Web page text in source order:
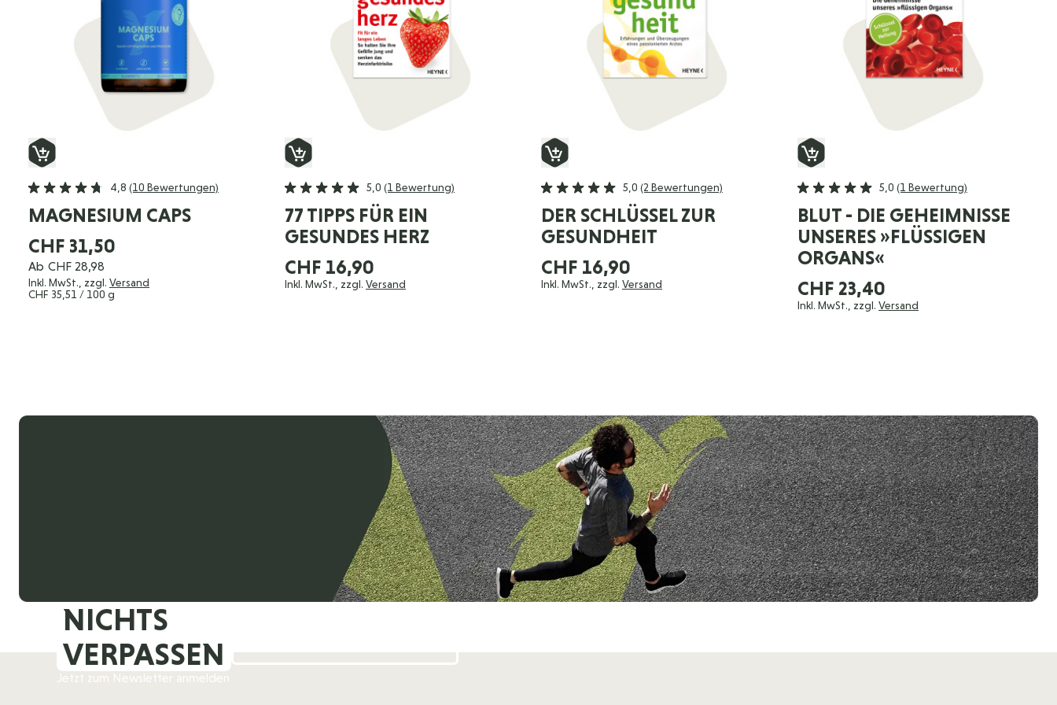
4,8 (10 Bewertungen)
MAGNESIUM CAPS
CHF 31,50
Ab CHF 28,98
Inkl. MwSt., zzgl. Versand
CHF 35,51 / 100 g
5,0 (1 Bewertung)
77 TIPPS FÜR EIN
GESUNDES HERZ
CHF 16,90
Inkl. MwSt., zzgl. Versand
5,0 (2 Bewertungen)
DER SCHLÜSSEL ZUR
GESUNDHEIT
CHF 16,90
Inkl. MwSt., zzgl. Versand
5,0 (1 Bewertung)
BLUT - DIE GEHEIMNISSE
UNSERES »FLÜSSIGEN
ORGANS«
CHF 23,40
Inkl. MwSt., zzgl. Versand
NICHTS
VERPASSEN
Jetzt zum Newsletter anmelden